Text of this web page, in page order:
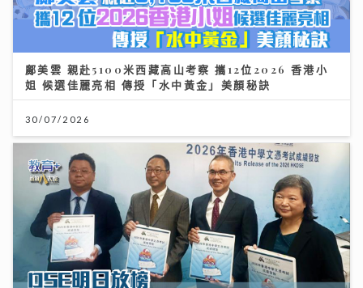
鄺美雲 親赴5100米西藏高山考察 攜12位2026 香港小
姐 候選佳麗亮相 傳授「水中黃金」美顏秘訣
30/07/2026